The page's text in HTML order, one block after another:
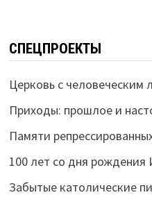
СПЕЦПРОЕКТЫ
Церковь с человеческим
Приходы: прошлое и
Памяти
100 лет со дня рождения
Забытые католические